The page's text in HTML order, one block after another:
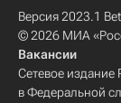
Версия 2023.1
© 2026 МИА
Вакансии
Сетевое издание
в Федеральной